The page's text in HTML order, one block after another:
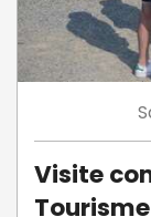
Visite